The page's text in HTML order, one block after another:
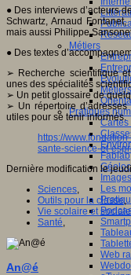
Métiers
Pratiques
Cartes
Fablab
Images
Les
Web
● Des interviews d’acteurs
Schwartz, Arnaud
mais aussi Philippe
● Des textes
➢ Recherche scientifique
unes des spécialités
➢ Un petit glossaire de
➢ Un répertoire d’adresses
utiles pour se tenir informés.
https://
sante-science-et-
Dernière modification le
Sciences,
Outils pour la classe,
Vie scolaire et sociale
Santé,
An@é